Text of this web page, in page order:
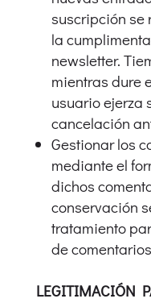
suscripción se
la
newsletter.
mientras dure
usuario ejerza
cancelación
Gestionar los
mediante el
dichos
conservación
tratamiento
de
LEGITIMACIÓN